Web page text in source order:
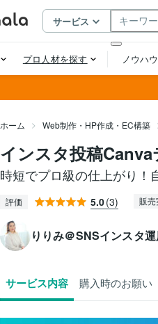
ホーム Web制作・HP作成・EC構築
インスタ投稿
時短でプロ級の仕上がり！
評価 5.0(3) 販売
りりみ＠SNSインスタ
サービス内容 購入時のお願い